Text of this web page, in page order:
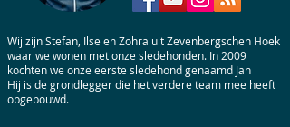
Wij zijn Stefan, Ilse en Zohra uit Zevenbergschen Hoek
waar we wonen met onze sledehonden. In 2009
kochten we onze eerste sledehond genaamd Jan
Hij is de grondlegger die het verdere team mee heeft
opgebouwd.